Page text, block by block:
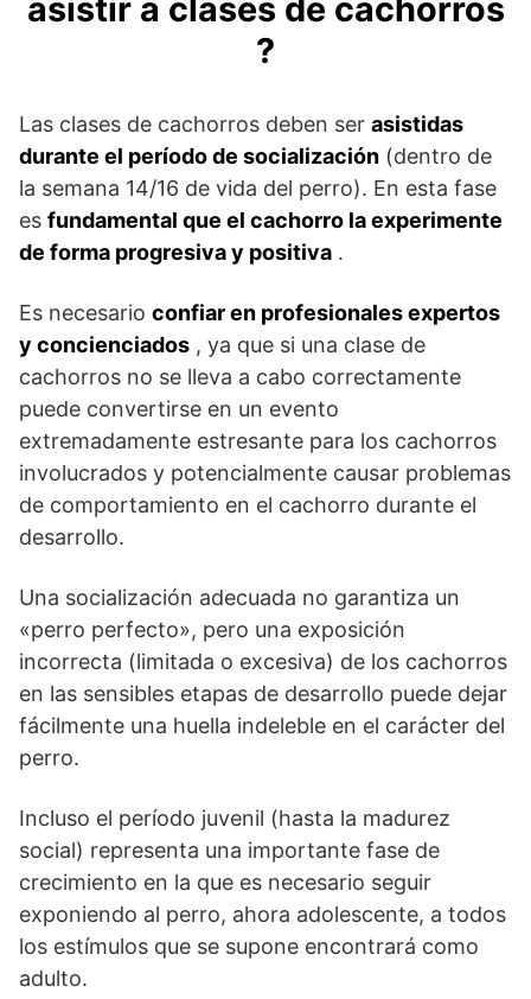
asistir a clases de cachorros
?
Las clases de cachorros deben ser asistidas
durante el período de socialización (dentro de
la semana 14/16 de vida del perro). En esta fase
es fundamental que el cachorro la experimente
de forma progresiva y positiva .
Es necesario confiar en profesionales expertos
y concienciados , ya que si una clase de
cachorros no se lleva a cabo correctamente
puede convertirse en un evento
extremadamente estresante para los cachorros
involucrados y potencialmente causar problemas
de comportamiento en el cachorro durante el
desarrollo.
Una socialización adecuada no garantiza un
«perro perfecto», pero una exposición
incorrecta (limitada o excesiva) de los cachorros
en las sensibles etapas de desarrollo puede dejar
fácilmente una huella indeleble en el carácter del
perro.
Incluso el período juvenil (hasta la madurez
social) representa una importante fase de
crecimiento en la que es necesario seguir
exponiendo al perro, ahora adolescente, a todos
los estímulos que se supone encontrará como
adulto.